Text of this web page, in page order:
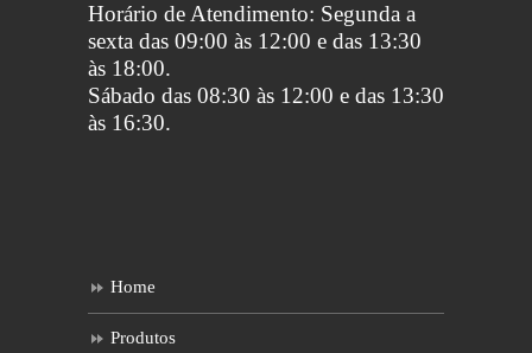
Horário de Atendimento: Segunda a
sexta das 09:00 às 12:00 e das 13:30
às 18:00.
Sábado das 08:30 às 12:00 e das 13:30
às 16:30.
Home
Produtos